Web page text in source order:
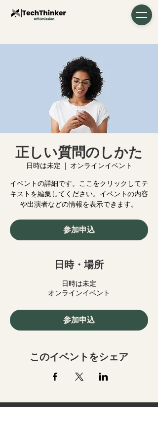
正しい質問のしかた
日時は未定
  |
オンラインイベント
イベントの詳細です。ここをクリックしてテ
キストを編集してください。イベントの内容
や出演者などの情報を表示できます。
参加申込
日時・場所
日時は未定
オンラインイベント
参加申込
このイベントをシェア